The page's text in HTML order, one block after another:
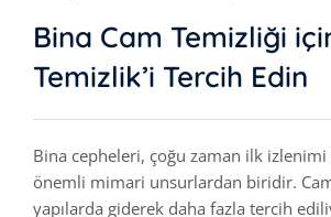
Bina Cam Temizliği
Temizlik’i Tercih Edin
Bina cepheleri, çoğu zaman ilk
önemli mimari unsurlardan biridir.
yapılarda giderek daha fazla tercih